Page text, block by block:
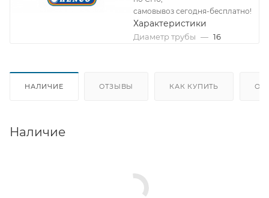
самовывоз сегодня-бесплатно!
Характеристики
Диаметр трубы — 16
НАЛИЧИЕ ОТЗЫВЫ КАК КУПИТЬ
Наличие